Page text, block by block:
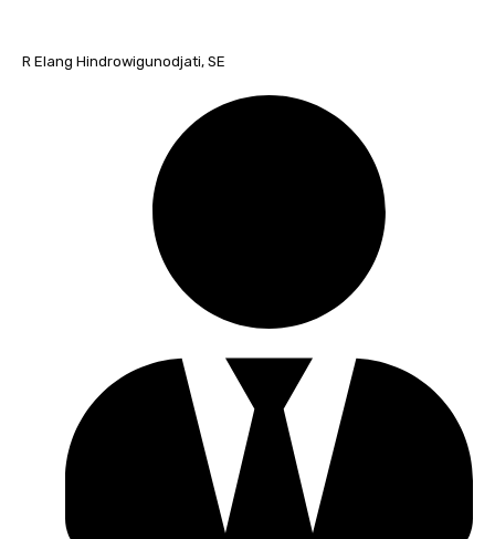
R Elang Hindrowigunodjati, SE